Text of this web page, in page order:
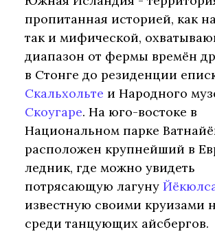
пропитанная историей, как
так и мифической,
диапазон от фермы времён
в Стонге до резиденции
Скальхольте и Народного
Скоугаре. На юго-востоке в
Национальном парке
расположен крупнейший в
ледник, где можно увидеть
потрясающую лагуну
известную своими круизами
среди танцующих айсбергов.